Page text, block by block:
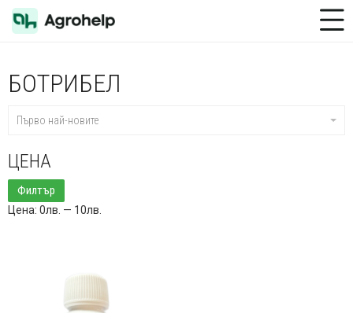
Toggle Menu
БОТРИБЕЛ
Първо най-новите
ЦЕНА
Минимална
цена
Максимална
цена
Филтър
Цена: 0лв. — 10лв.